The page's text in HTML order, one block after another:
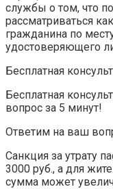
службы о том, что
рассматриваться
гражданина по
удостоверяющего
Бесплатная
Бесплатная
вопрос за 5 минут!
Ответим на ваш
Санкция за утрату
3000 руб., а для
сумма может